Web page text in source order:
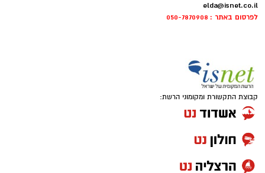
elda@isnet.co.il
לפרסום באתר : 050-7870908
קבוצת התקשורת ומקומוני הרשת: